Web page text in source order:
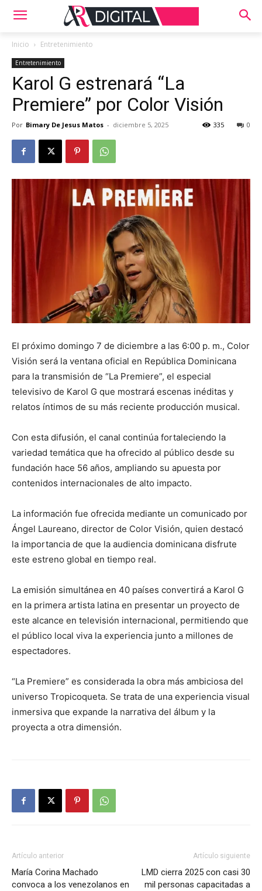
Inicio Entretenimiento
Entretenimiento
Karol G estrenará “La
Premiere” por Color Visión
Por Bimary De Jesus Matos - diciembre 5, 2025 0
335
El próximo domingo 7 de diciembre a las 6:00 p. m., Color
Visión será la ventana oficial en República Dominicana
para la transmisión de “La Premiere”, el especial
televisivo de Karol G que mostrará escenas inéditas y
relatos íntimos de su más reciente producción musical.
Con esta difusión, el canal continúa fortaleciendo la
variedad temática que ha ofrecido al público desde su
fundación hace 56 años, ampliando su apuesta por
contenidos internacionales de alto impacto.
La información fue ofrecida mediante un comunicado por
Ángel Laureano, director de Color Visión, quien destacó
la importancia de que la audiencia dominicana disfrute
este estreno global en tiempo real.
La emisión simultánea en 40 países convertirá a Karol G
en la primera artista latina en presentar un proyecto de
este alcance en televisión internacional, permitiendo que
el público local viva la experiencia junto a millones de
espectadores.
“La Premiere” es considerada la obra más ambiciosa del
universo Tropicoqueta. Se trata de una experiencia visual
inmersiva que expande la narrativa del álbum y la
proyecta a otra dimensión.
Artículo anterior
María Corina Machado
convoca a los venezolanos en
Artículo siguiente
LMD cierra 2025 con casi 30
mil personas capacitadas a